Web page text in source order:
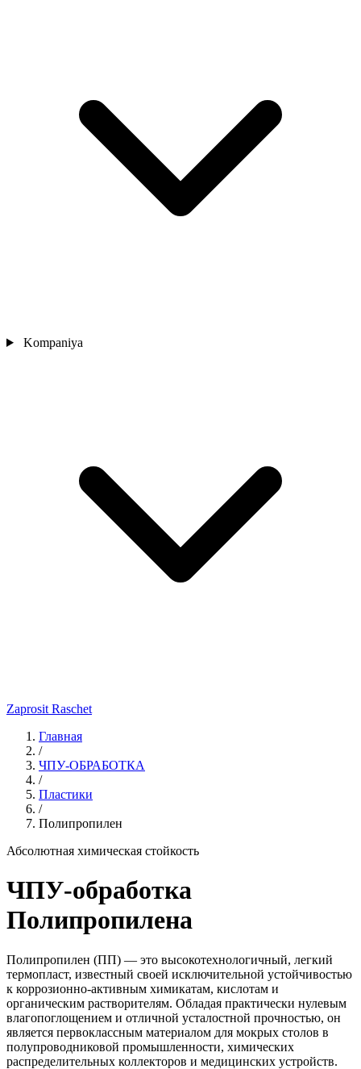
Kompaniya
Zaprosit Raschet
Главная
/
ЧПУ-ОБРАБОТКА
/
Пластики
/
Полипропилен
Абсолютная химическая стойкость
ЧПУ-обработка
Полипропилена
Полипропилен (ПП) — это высокотехнологичный, легкий
термопласт, известный своей исключительной устойчивостью
к коррозионно-активным химикатам, кислотам и
органическим растворителям. Обладая практически нулевым
влагопоглощением и отличной усталостной прочностью, он
является первоклассным материалом для мокрых столов в
полупроводниковой промышленности, химических
распределительных коллекторов и медицинских устройств.